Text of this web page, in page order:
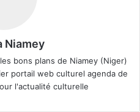
Niamey
bons plans de Niamey (Niger)
portail web culturel agenda de
l'actualité culturelle